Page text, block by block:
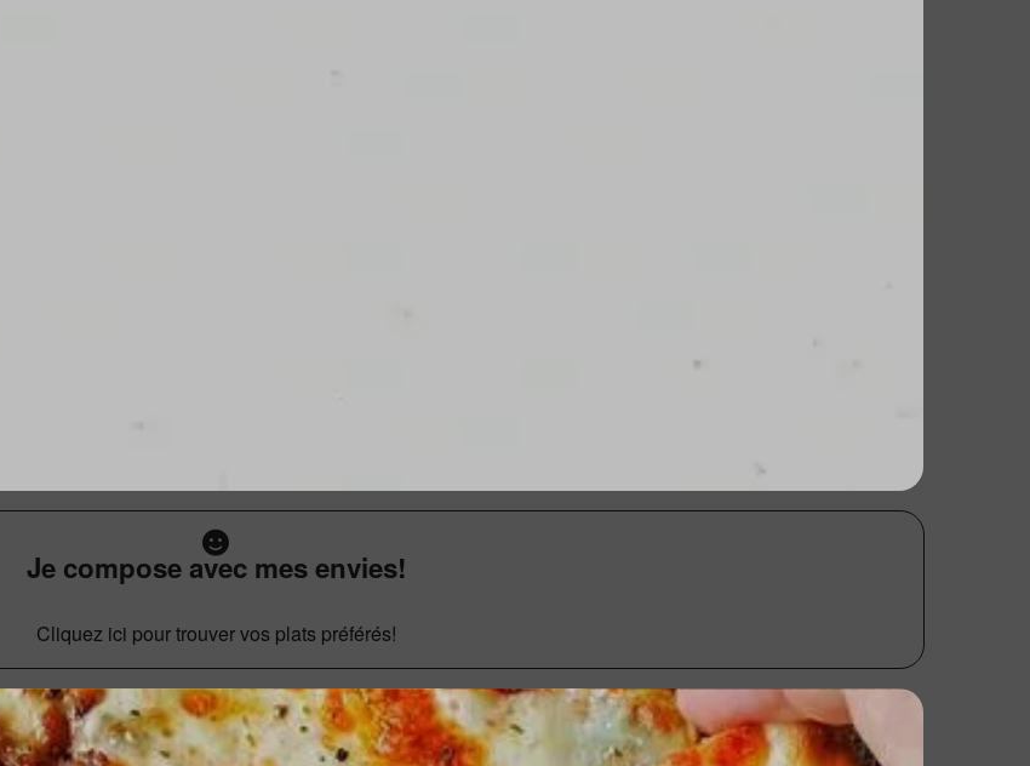
Je compose avec mes envies!
Cliquez ici pour trouver vos plats préférés!